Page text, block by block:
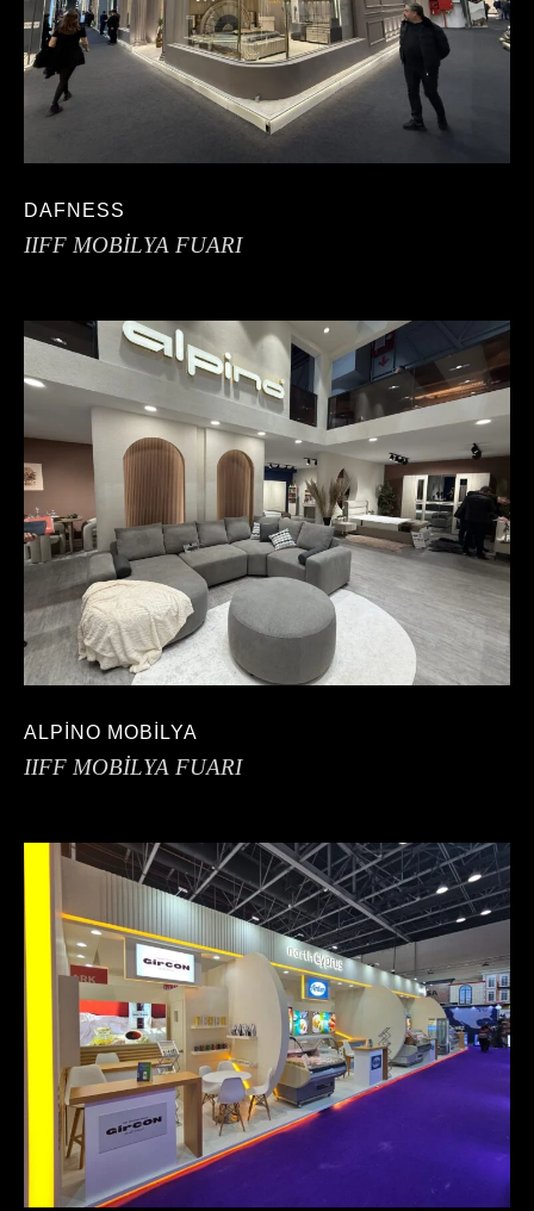
DAFNESS
IIFF MOBİLYA FUARI
ALPİNO MOBİLYA
IIFF MOBİLYA FUARI